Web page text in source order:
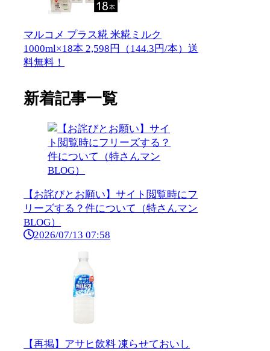
マルコメ プラス糀 米糀ミルク
1000ml×18本 2,598円（144.3円/本）送
料無料！
新着記事一覧
【お詫びとお願い】サイト閲覧時にフ
リーズする？件について（特さんマン
BLOG）
2026/07/13 07:58
【再掲】アサヒ飲料 凍らせておいし